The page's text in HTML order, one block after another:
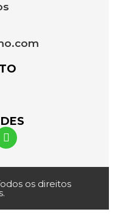
os direitos